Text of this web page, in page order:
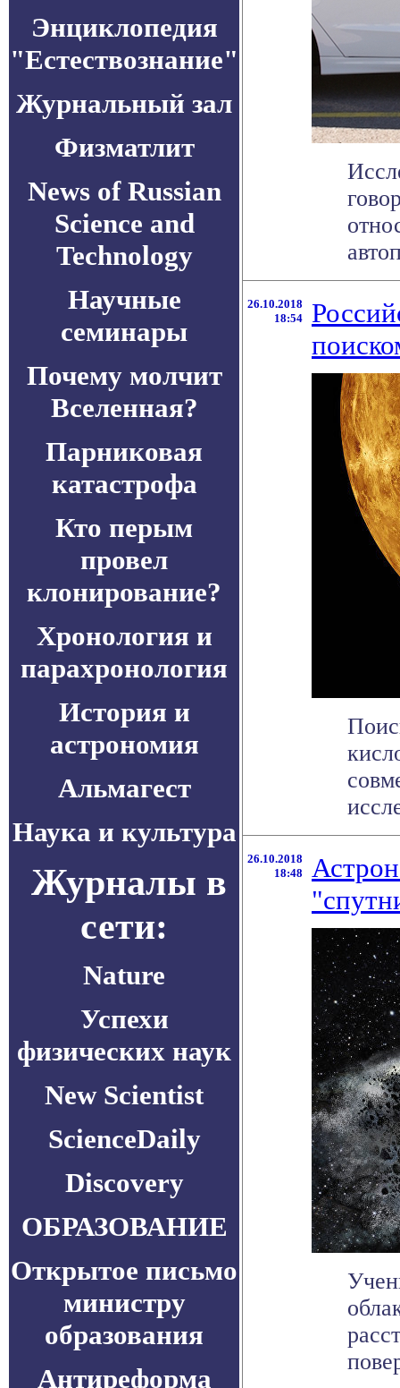
Энциклопедия
"Естествознание"
Журнальный зал
Физматлит
News of Russian
Science and
Technology
Научные
семинары
Почему молчит
Вселенная?
Парниковая
катастрофа
Кто перым
провел
клонирование?
Хронология и
парахронология
История и
астрономия
Альмагест
Наука и культура
Журналы в
сети:
Nature
Успехи
физических наук
New Scientist
ScienceDaily
Discovery
ОБРАЗОВАНИЕ
Открытое письмо
министру
образования
Антиреформа
26.10.2018
18:54
26.10.2018
18:48